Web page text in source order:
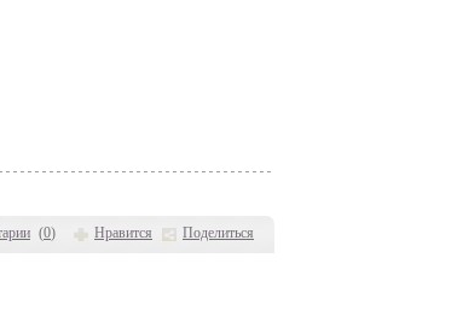
(0) Нравится Поделиться